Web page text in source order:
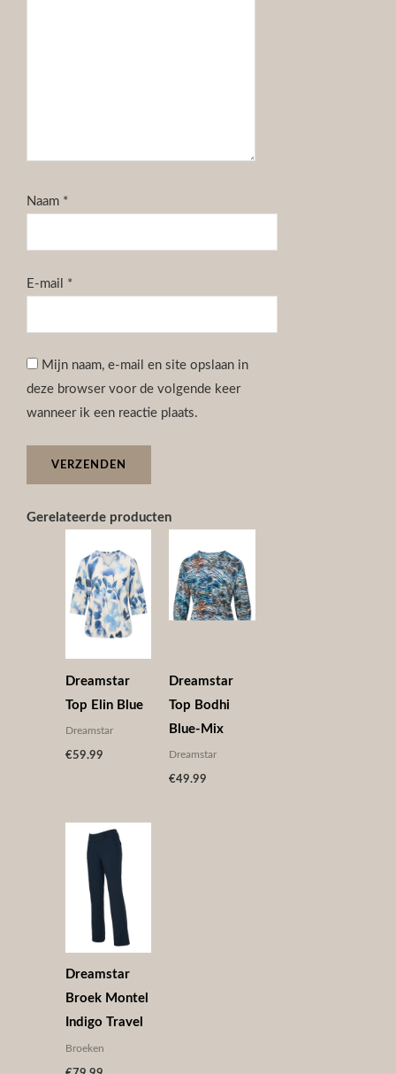
Naam *
E-mail *
Mijn naam, e-mail en site opslaan in
deze browser voor de volgende keer
wanneer ik een reactie plaats.
Gerelateerde producten
Dreamstar
Top Elin Blue
Dreamstar
€59.99
Dreamstar
Top Bodhi
Blue-Mix
Dreamstar
€49.99
Dreamstar
Broek Montel
Indigo Travel
Broeken